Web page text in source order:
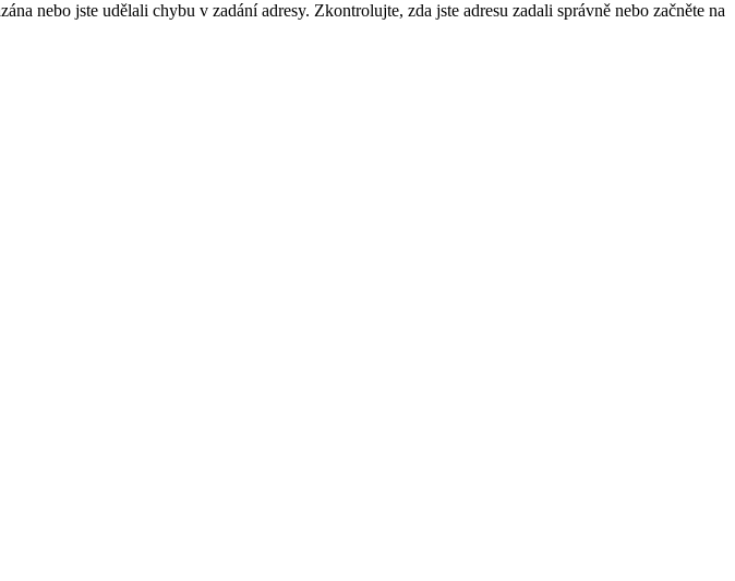
nebo jste udělali chybu v zadání adresy. Zkontrolujte, zda jste adresu zadali správně nebo začněte na